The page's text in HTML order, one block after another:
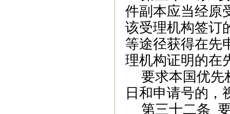
件副本应当经原
该受理机构签订
等途径获得在先
理机构证明的在
要求本国优先
日和申请号的，
第三十二条